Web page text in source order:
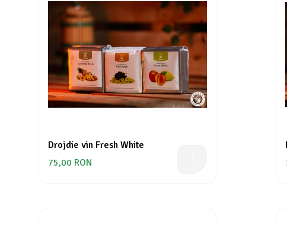
Drojdie vin Fresh White
75,00 RON